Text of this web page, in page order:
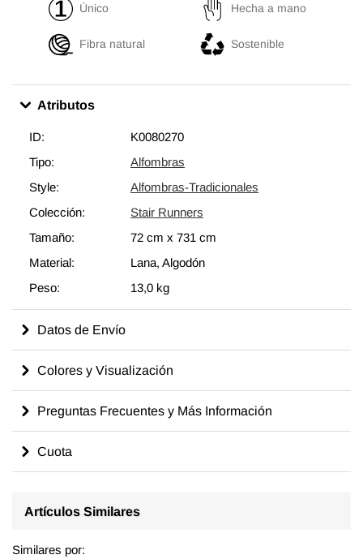
Único Hecha a mano
Fibra natural Sostenible
Atributos
ID:
K0080270
Tipo:
Alfombras
Style:
Alfombras-Tradicionales
Colección:
Stair Runners
Tamaño:
72 cm x 731 cm
Material:
Lana, Algodón
Peso:
13,0 kg
Datos de Envío
Colores y Visualización
Preguntas Frecuentes y Más Información
Cuota
Artículos Similares
Similares por: